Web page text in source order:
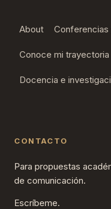
About
Conoce mi trayectoria
Docencia e
CONTACTO
Para propuestas
de comunicación.
Escríbeme.